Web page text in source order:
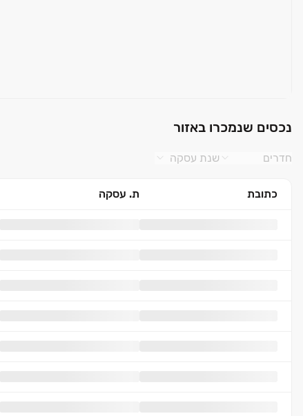
נכסים שנמכרו באזור
חדרים שנת עסקה
כתובת ת. עסקה